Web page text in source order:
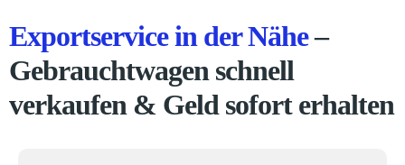
Exportservice in der Nähe–
Gebrauchtwagen schnell
verkaufen & Geld sofort erhalten